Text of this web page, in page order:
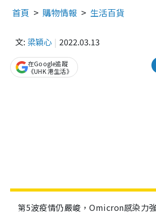
首頁 購物情報 生活百貨
文: 梁穎心 2022.03.13
在Google追蹤
《UHK 港生活》
第5波疫情仍嚴峻，Omicron感染力